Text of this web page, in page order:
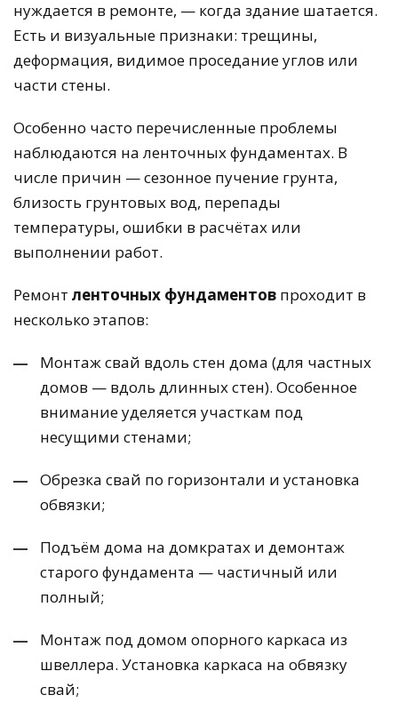
нуждается в ремонте, — когда здание шатается.
Есть и визуальные признаки: трещины,
деформация, видимое проседание углов или
части стены.
Особенно часто перечисленные проблемы
наблюдаются на ленточных фундаментах. В
числе причин — сезонное пучение грунта,
близость грунтовых вод, перепады
температуры, ошибки в расчётах или
выполнении работ.
Ремонт ленточных фундаментов проходит в
несколько этапов:
Монтаж свай вдоль стен дома (для частных
домов — вдоль длинных стен). Особенное
внимание уделяется участкам под
несущими стенами;
Обрезка свай по горизонтали и установка
обвязки;
Подъём дома на домкратах и демонтаж
старого фундамента — частичный или
полный;
Монтаж под домом опорного каркаса из
швеллера. Установка каркаса на обвязку
свай;